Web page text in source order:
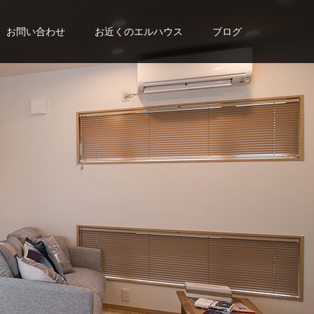
お問い合わせ お近くのエルハウス ブログ